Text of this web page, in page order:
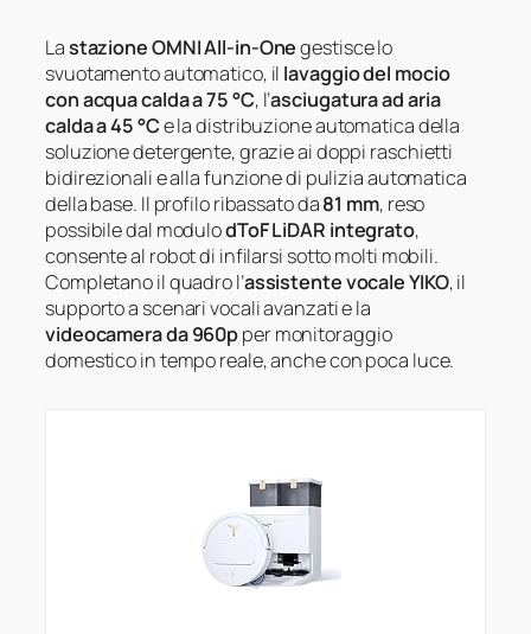
Lastazione OMNI All-in-Onegestisce lo
svuotamento automatico, il lavaggio del mocio
con acqua calda a 75 °C, l’asciugatura ad aria
calda a 45 °Ce la distribuzione automatica della
soluzione detergente, grazie ai doppi raschietti
bidirezionali e alla funzione di pulizia automatica
della base. Il profilo ribassato da81 mm, reso
possibile dal modulodToF LiDAR integrato,
consente al robot di infilarsi sotto molti mobili.
Completano il quadro l’assistente vocale YIKO, il
supporto a scenari vocali avanzati e la
videocamera da 960pper monitoraggio
domestico in tempo reale, anche con poca luce.